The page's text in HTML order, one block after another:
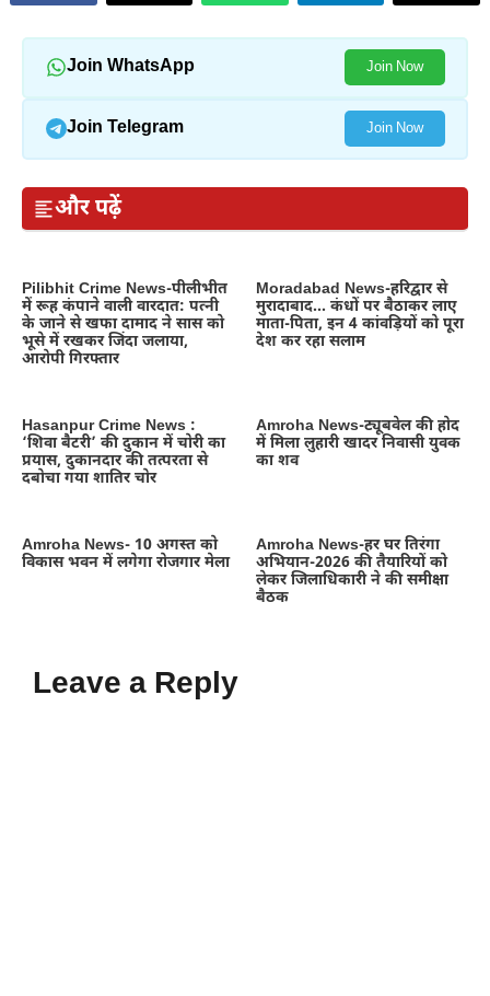
Join WhatsApp Join Now
Join Telegram Join Now
और पढ़ें
Pilibhit Crime News-पीलीभीत
में रूह कंपाने वाली वारदात: पत्नी
के जाने से खफा दामाद ने सास को
भूसे में रखकर जिंदा जलाया,
आरोपी गिरफ्तार
Moradabad News-हरिद्वार से
मुरादाबाद… कंधों पर बैठाकर लाए
माता-पिता, इन 4 कांवड़ियों को पूरा
देश कर रहा सलाम
Hasanpur Crime News :
‘शिवा बैटरी’ की दुकान में चोरी का
प्रयास, दुकानदार की तत्परता से
दबोचा गया शातिर चोर
Amroha News-ट्यूबवेल की होद
में मिला लुहारी खादर निवासी युवक
का शव
Amroha News- 10 अगस्त को
विकास भवन में लगेगा रोजगार मेला
Amroha News-हर घर तिरंगा
अभियान-2026 की तैयारियों को
लेकर जिलाधिकारी ने की समीक्षा
बैठक
Leave a Reply